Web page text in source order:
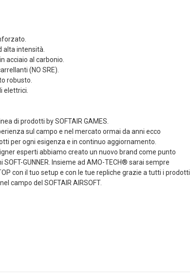
alta intensità.
acciaio al carbonio.
(NO SRE).
robusto.
elettrici.
di prodotti by SOFTAIR GAMES.
sul campo e nel mercato ormai da anni ecco
per ogni esigenza e in continuo aggiornamento.
esperti abbiamo creato un nuovo brand come punto
GUNNER. Insieme ad AMO-TECH® sarai sempre
con il tuo setup e con le tue repliche grazie a tutti i prodotti
campo del SOFTAIR AIRSOFT.
Sg
Da Polso
Frog
1,00 €
Sg
Da Polso
Brown Frog
1,00 €
patch 3d Pvc Softair
Games VERDE Frog
Industries®...
4,50 € 5,00 €
Dettagli